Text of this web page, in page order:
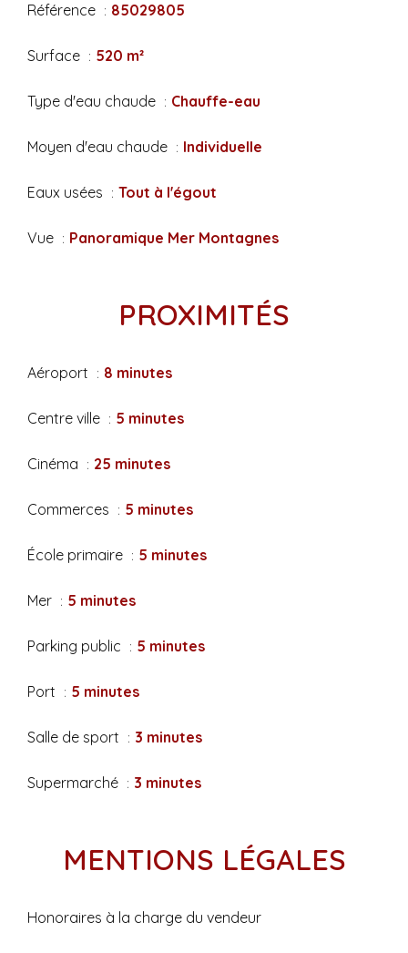
Référence 85029805
Surface 520 m²
Type d'eau chaude Chauffe-eau
Moyen d'eau chaude Individuelle
Eaux usées Tout à l'égout
Vue Panoramique Mer Montagnes
PROXIMITÉS
Aéroport 8 minutes
Centre ville 5 minutes
Cinéma 25 minutes
Commerces 5 minutes
École primaire 5 minutes
Mer 5 minutes
Parking public 5 minutes
Port 5 minutes
Salle de sport 3 minutes
Supermarché 3 minutes
MENTIONS LÉGALES
Honoraires à la charge du vendeur